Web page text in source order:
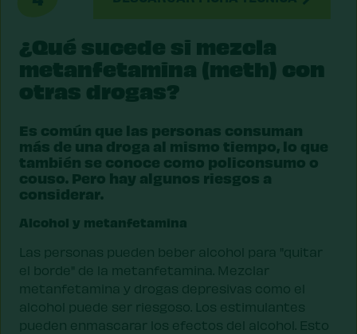
¿Qué sucede si mezcla
metanfetamina (meth) con
otras drogas?
Es común que las personas consuman
más de una droga al mismo tiempo, lo que
también se conoce como policonsumo o
couso. Pero hay algunos riesgos a
considerar.
Alcohol y metanfetamina
Las personas pueden beber alcohol para "quitar
el borde" de la metanfetamina. Mezclar
metanfetamina y drogas depresivas como el
alcohol puede ser riesgoso. Los estimulantes
pueden enmascarar los efectos del alcohol. Esto